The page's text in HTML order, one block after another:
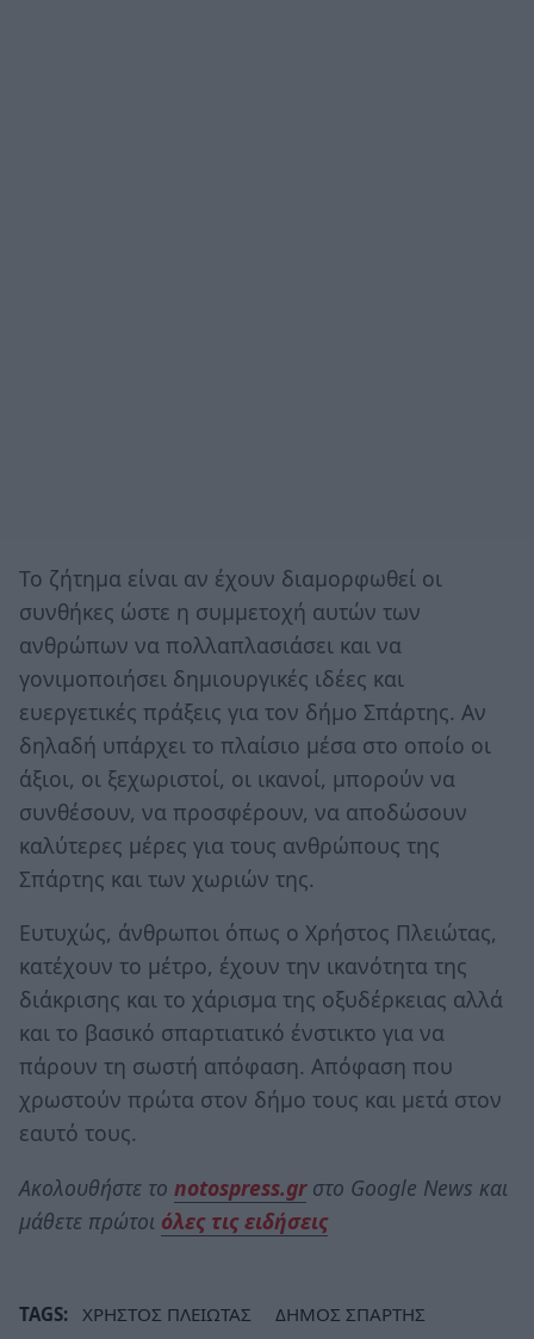
Το ζήτημα είναι αν έχουν διαμορφωθεί οι
συνθήκες ώστε η συμμετοχή αυτών των
ανθρώπων να πολλαπλασιάσει και να
γονιμοποιήσει δημιουργικές ιδέες και
ευεργετικές πράξεις για τον δήμο Σπάρτης. Αν
δηλαδή υπάρχει το πλαίσιο μέσα στο οποίο οι
άξιοι, οι ξεχωριστοί, οι ικανοί, μπορούν να
συνθέσουν, να προσφέρουν, να αποδώσουν
καλύτερες μέρες για τους ανθρώπους της
Σπάρτης και των χωριών της.
Ευτυχώς, άνθρωποι όπως ο Χρήστος Πλειώτας,
κατέχουν το μέτρο, έχουν την ικανότητα της
διάκρισης και το χάρισμα της οξυδέρκειας αλλά
και το βασικό σπαρτιατικό ένστικτο για να
πάρουν τη σωστή απόφαση. Απόφαση που
χρωστούν πρώτα στον δήμο τους και μετά στον
εαυτό τους.
Ακολουθήστε το notospress.grστο Google News και
μάθετε πρώτοι όλες τις ειδήσεις
TAGS: ΧΡΗΣΤΟΣ ΠΛΕΙΩΤΑΣ ΔΗΜΟΣ ΣΠΑΡΤΗΣ